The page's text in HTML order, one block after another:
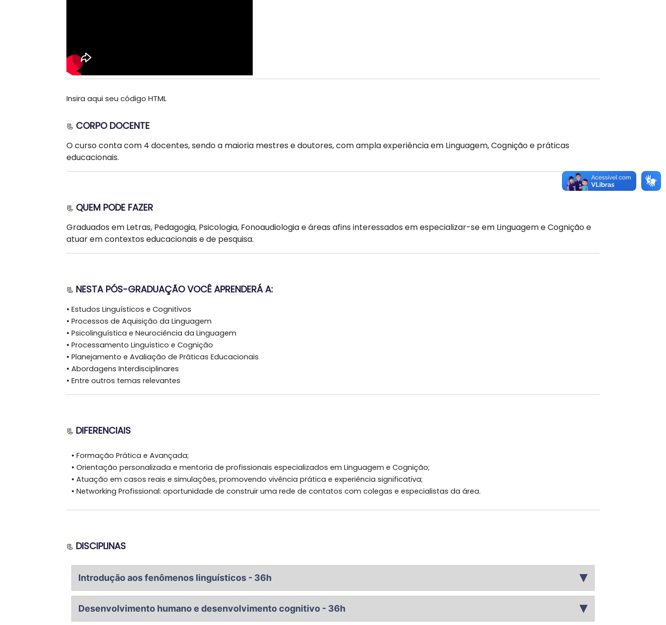
Insira aqui seu código HTML
📃 CORPO DOCENTE
O curso conta com 4 docentes, sendo a maioria mestres e doutores, com ampla experiência em Linguagem, Cognição e práticas
educacionais.
📃 QUEM PODE FAZER
Graduados em Letras, Pedagogia, Psicologia, Fonoaudiologia e áreas afins interessados em especializar-se em Linguagem e Cognição e
atuar em contextos educacionais e de pesquisa.
📃 NESTA PÓS-GRADUAÇÃO VOCÊ APRENDERÁ A:
•Estudos Linguísticos e Cognitivos
•Processos de Aquisição da Linguagem
•Psicolinguística e Neurociência da Linguagem
•Processamento Linguístico e Cognição
•Planejamento e Avaliação de Práticas Educacionais
•Abordagens Interdisciplinares
•Entre outros temas relevantes
📃 DIFERENCIAIS
• Formação Prática e Avançada;
• Orientação personalizada e mentoria de profissionais especializados em Linguagem e Cognição;
• Atuação em casos reais e simulações, promovendo vivência prática e experiência significativa;
• Networking Profissional: oportunidade de construir uma rede de contatos com colegas e especialistas da área.
📃 DISCIPLINAS
Introdução aos fenômenos linguísticos - 36h ▶
Características da linguagem humana; relações da língua com a sociedade; abordagem normativa e descritiva; implicações de conceitos
e visões da linguagem.
Desenvolvimento humano e desenvolvimento cognitivo - 36h ▶